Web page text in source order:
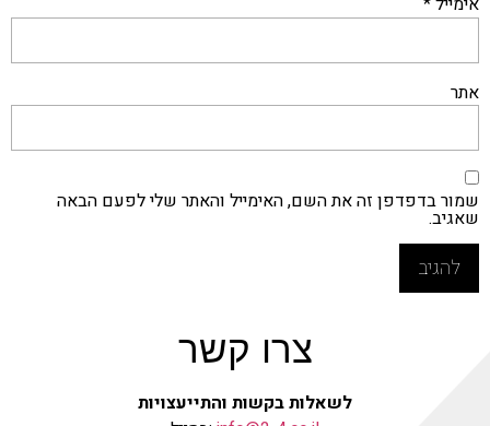
אתר
שמור בדפדפן זה את השם, האימייל והאתר שלי לפעם הבאה
שאגיב.
צרו קשר
לשאלות בקשות והתייעצויות